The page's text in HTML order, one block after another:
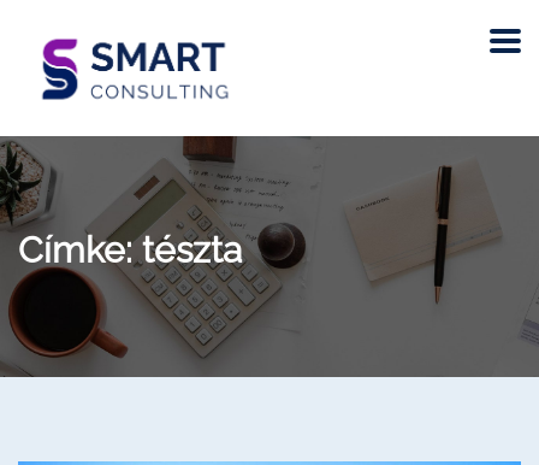
Címke:tészta